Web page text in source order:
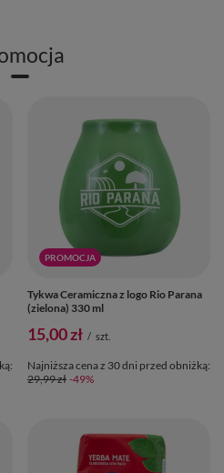
PROMOCJA
Tykwa Ceramiczna z logo Rio Parana
(zielona) 330 ml
15,00 zł / szt.
Najniższa cena z 30 dni przed obniżką:
29,99 zł -49%